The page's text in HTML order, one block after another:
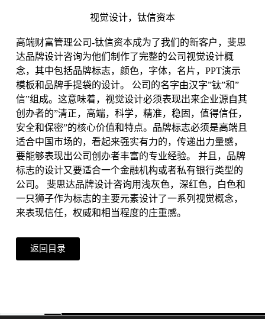
视觉设计，钛信资本
高端财富管理公司-钛信资本成为了我们的新客户，斐思
达品牌设计咨询为他们制作了完整的公司视觉设计概
念，其中包括品牌标志，颜色，字体，名片，PPT演示
模板和品牌手提袋的设计。 公司的名字由汉字”钛”和”
信”组成。这意味着，视觉设计必须表现出来企业源自其
创办者的”清正，高端，科学，精准，稳固，值得信任，
安全和保密”的核心价值和特点。品牌标志必须是高端且
适合中国市场的，看起来强实有力的，传递出力量感，
要能够表现出公司创办者丰富的专业经验。 并且，品牌
标志的设计又要适合一个金融机构或者私有银行类型的
公司。 斐思达品牌设计咨询用浅灰色，深红色，白色和
一只狮子作为标志的主要元素设计了一系列视觉概念，
来表现信任，权威和相当程度的庄重感。
返回目录